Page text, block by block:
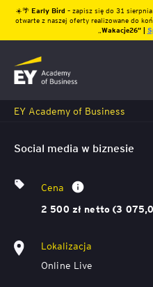
☀️🌴 Early Bird – zapisz się do 31
otwarte z naszej oferty realizowane do
Wakacje26″ |
EY Academy of Business
Social media w biznesie
Cena
2 500 zł netto (3
Lokalizacja
Online Live